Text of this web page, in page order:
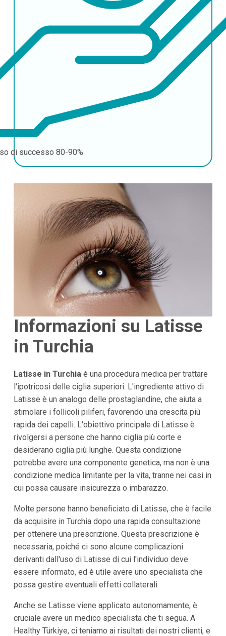
di successo 80-90%
Informazioni su Latisse
in Turchia
Latisse in Turchia è una procedura medica per trattare
l'ipotricosi delle ciglia superiori. L'ingrediente attivo di
Latisse è un analogo delle prostaglandine, che aiuta a
stimolare i follicoli piliferi, favorendo una crescita più
rapida dei capelli. L'obiettivo principale di Latisse è
rivolgersi a persone che hanno ciglia più corte e
desiderano ciglia più lunghe. Questa condizione
potrebbe avere una componente genetica, ma non è una
condizione medica limitante per la vita, tranne nei casi in
cui possa causare insicurezza o imbarazzo.
Molte persone hanno beneficiato di Latisse, che è facile
da acquisire in Turchia dopo una rapida consultazione
per ottenere una prescrizione. Questa prescrizione è
necessaria, poiché ci sono alcune complicazioni
derivanti dall'uso di Latisse di cui l'individuo deve
essere informato, ed è utile avere uno specialista che
possa gestire eventuali effetti collaterali.
Anche se Latisse viene applicato autonomamente, è
cruciale avere un medico specialista che ti segua. A
Healthy Türkiye, ci teniamo ai risultati dei nostri clienti, e